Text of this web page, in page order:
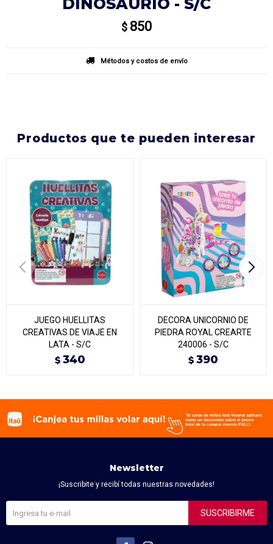
DINOSAURIO - S/C
$ 850
Métodos y costos de envío
productos que te pueden interesar
JUEGO HUELLITAS
CREATIVAS DE VIAJE EN
LATA - S/C
$ 340
DECORA UNICORNIO DE
PIEDRA ROYAL CREARTE
240006 - S/C
$ 390
Newsletter
¡Suscribite y recibí todas nuestras novedades!
SUSCRIBIRME